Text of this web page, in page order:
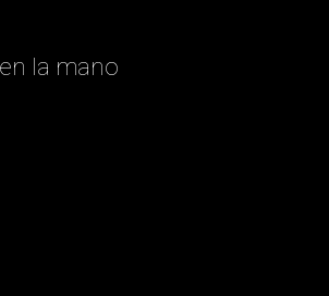
la mano